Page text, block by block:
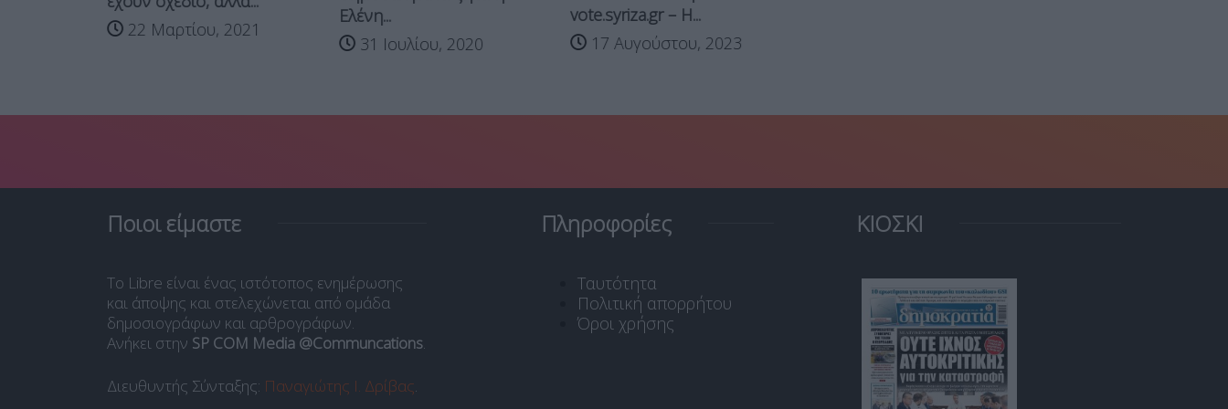
22 Μαρτίου, 2021
Ελένη...
31 Ιουλίου, 2020
vote.syriza.gr – H...
17 Αυγούστου, 2023
Ποιοι είμαστε
Το Libre είναι ένας ιστότοπος ενημέρωσης
και άποψης και στελεχώνεται από ομάδα
δημοσιογράφων και αρθρογράφων.
Ανήκει στην SP COM Media @Communcations.
Διευθυντής Σύνταξης: Παναγιώτης Ι. Δρίβας.
Πληροφορίες
Ταυτότητα
Πολιτική απορρήτου
Όροι χρήσης
ΚΙΟΣΚΙ